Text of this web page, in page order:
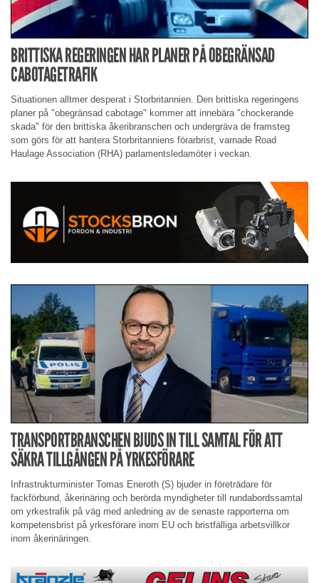
BRITTISKA REGERINGEN HAR PLANER PÅ OBEGRÄNSAD
CABOTAGETRAFIK
Situationen alltmer desperat i Storbritannien. Den brittiska regeringens
planer på "obegränsad cabotage" kommer att innebära "chockerande
skada" för den brittiska åkeribranschen och undergräva de framsteg
som görs för att hantera Storbritanniens förarbrist, varnade Road
Haulage Association (RHA) parlamentsledamöter i veckan.
TRANSPORTBRANSCHEN BJUDS IN TILL SAMTAL FÖR ATT
SÄKRA TILLGÅNGEN PÅ YRKESFÖRARE
Infrastrukturminister Tomas Eneroth (S) bjuder in företrädare för
fackförbund, åkerinäring och berörda myndigheter till rundabordssamtal
om yrkestrafik på väg med anledning av de senaste rapporterna om
kompetensbrist på yrkesförare inom EU och bristfälliga arbetsvillkor
inom åkerinäringen.